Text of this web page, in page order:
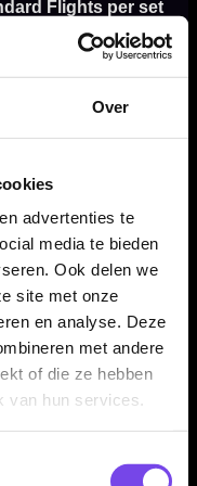
Over
advertenties te
media te bieden
Ook delen we
site met onze
en analyse. Deze
met andere
of die ze hebben
van hun services.
Flights per set
Flights worden
Een goede keuze
met een opvallende
Pink Standard